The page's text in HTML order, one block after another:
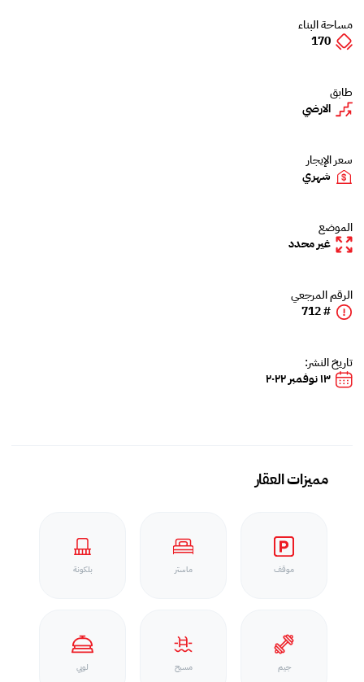
مساحة البناء
170
طابق
الارضي
سعر الإيجار
شهري
الموضع
غير محدد
الرقم المرجعي
# 712
تاريخ النشر:
١٣ نوفمبر ٢٠٢٢
مميزات العقار
موقف ماستر بلكونة
جيم مسبح لوبي